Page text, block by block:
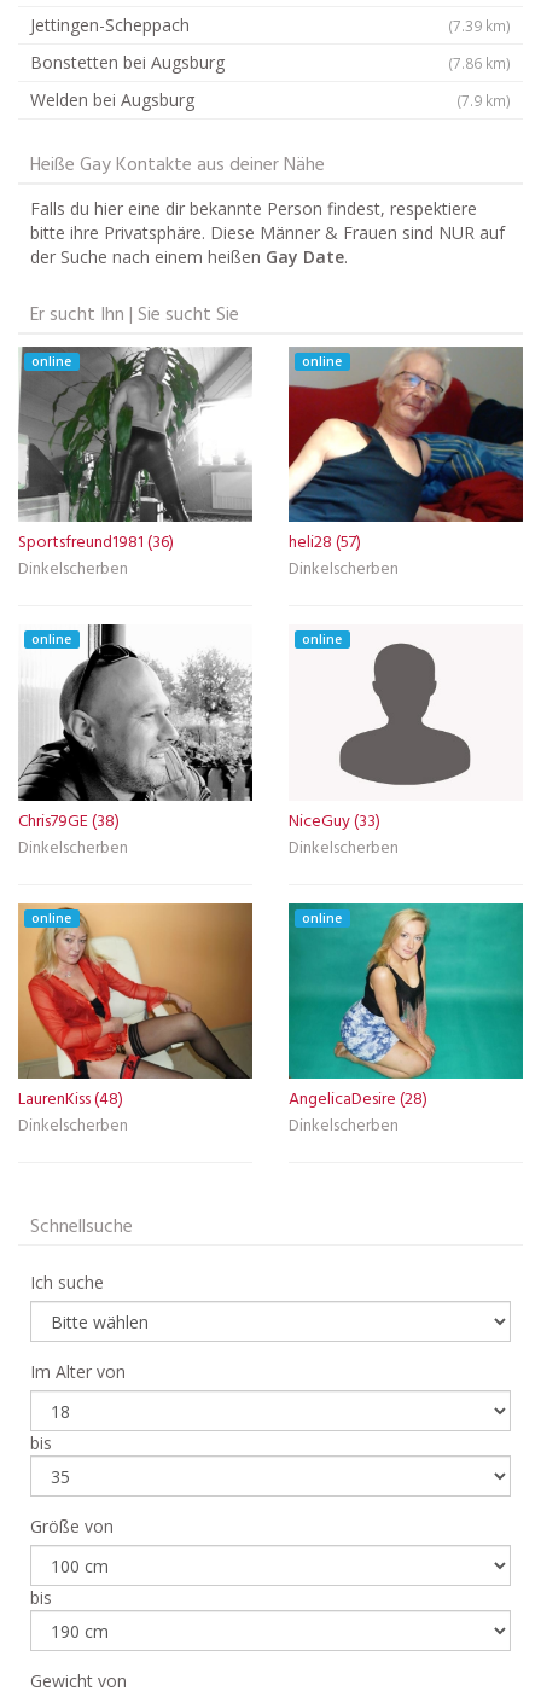
Jettingen-Scheppach (7.39 km)
Bonstetten bei Augsburg (7.86 km)
Welden bei Augsburg (7.9 km)
Heiße Gay Kontakte aus deiner Nähe
Falls du hier eine dir bekannte Person findest, respektiere
bitte ihre Privatsphäre. Diese Männer & Frauen sind NUR auf
der Suche nach einem heißen Gay Date.
Er sucht Ihn | Sie sucht Sie
online
Sportsfreund1981 (36)
Dinkelscherben
online
heli28 (57)
Dinkelscherben
online
Chris79GE (38)
Dinkelscherben
online
NiceGuy (33)
Dinkelscherben
online
LaurenKiss (48)
Dinkelscherben
online
AngelicaDesire (28)
Dinkelscherben
Schnellsuche
Ich suche
Im Alter von
bis
Größe von
bis
Gewicht von